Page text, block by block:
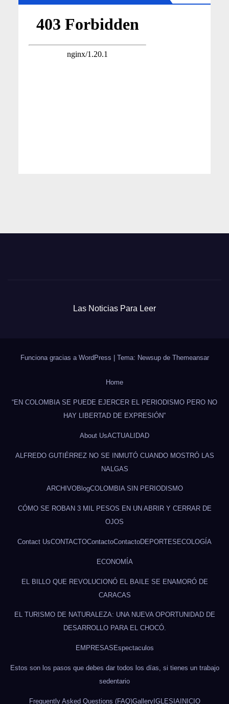
Las Noticias Para Leer
Funciona gracias a WordPress Tema: Newsup de Themeansar
Home
“EN COLOMBIA SE PUEDE EJERCER EL PERIODISMO PERO NO
HAY LIBERTAD DE EXPRESIÓN”
About UsACTUALIDAD
ALFREDO GUTIÉRREZ NO SE INMUTÓ CUANDO MOSTRÓ LAS
NALGAS
ARCHIVOBlogCOLOMBIA SIN PERIODISMO
CÓMO SE ROBAN 3 MIL PESOS EN UN ABRIR Y CERRAR DE
OJOS
Contact UsCONTACTOContactoContactoDEPORTES ECOLOGÍA
ECONOMÍA
EL BILLO QUE REVOLUCIONÓ EL BAILE SE ENAMORÓ DE
CARACAS
EL TURISMO DE NATURALEZA: UNA NUEVA OPORTUNIDAD DE
DESARROLLO PARA EL CHOCÓ.
EMPRESAS Espectaculos
Estos son los pasos que debes dar todos los días, si tienes un trabajo
sedentario
Frequently Asked Questions (FAQ)GalleryIGLESIAINICIO